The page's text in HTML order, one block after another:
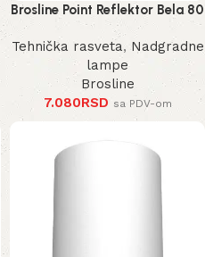
Brosline Point Reflektor Bela 80
mm 100 mm
Tehnička rasveta, Nadgradne
lampe
Brosline
7.080RSD sa PDV-om